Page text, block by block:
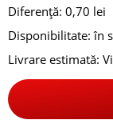
Diferență: 0,70 lei
Disponibilitate: în
Livrare estimată: